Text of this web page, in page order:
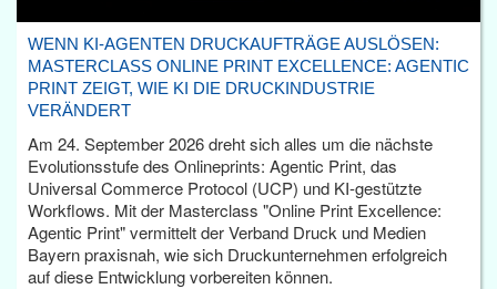
WENN KI-AGENTEN DRUCKAUFTRÄGE AUSLÖSEN:
MASTERCLASS ONLINE PRINT EXCELLENCE: AGENTIC
PRINT ZEIGT, WIE KI DIE DRUCKINDUSTRIE
VERÄNDERT
Am 24. September 2026 dreht sich alles um die nächste
Evolutionsstufe des Onlineprints: Agentic Print, das
Universal Commerce Protocol (UCP) und KI-gestützte
Workflows. Mit der Masterclass "Online Print Excellence:
Agentic Print" vermittelt der Verband Druck und Medien
Bayern praxisnah, wie sich Druckunternehmen erfolgreich
auf diese Entwicklung vorbereiten können.